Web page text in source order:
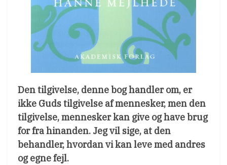
Den tilgivelse, denne bog handler om, er
ikke Guds tilgivelse af mennesker, men den
tilgivelse, mennesker kan give og have brug
for fra hinanden. Jeg vil sige, at den
behandler, hvordan vi kan leve med andres
og egne fejl.